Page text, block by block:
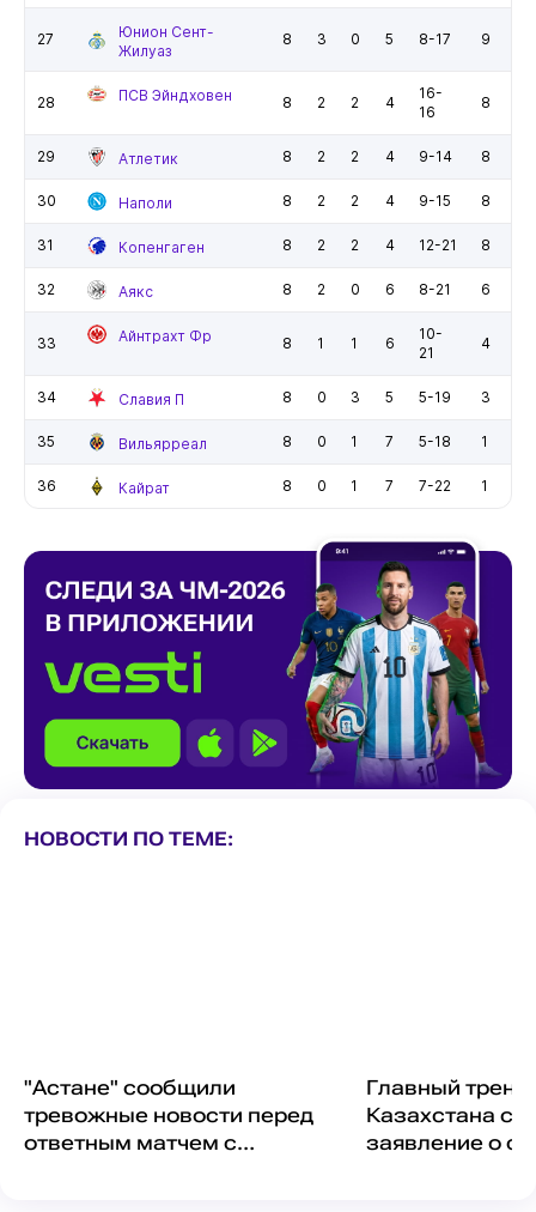
27
Юнион Сент-
Жилуаз
8 3 0 5 8-17 9
28 ПСВ Эйндховен 8 2 2 4
16-
16
8
29 Атлетик 8 2 2 4 9-14 8
30 Наполи 8 2 2 4 9-15 8
31 Копенгаген 8 2 2 4 12-21 8
32 Аякс 8 2 0 6 8-21 6
33 Айнтрахт Фр 8 1 1 6
10-
21
4
34 Славия П 8 0 3 5 5-19 3
35 Вильярреал 8 0 1 7 5-18 1
36 Кайрат 8 0 1 7 7-22 1
НОВОСТИ ПО ТЕМЕ:
"Астане" сообщили
тревожные новости перед
ответным матчем с
Главный
Казахстана
заявление о